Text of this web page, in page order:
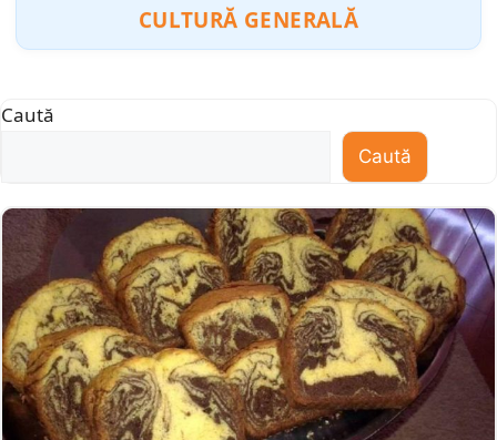
CULTURĂ GENERALĂ
Caută
Caută